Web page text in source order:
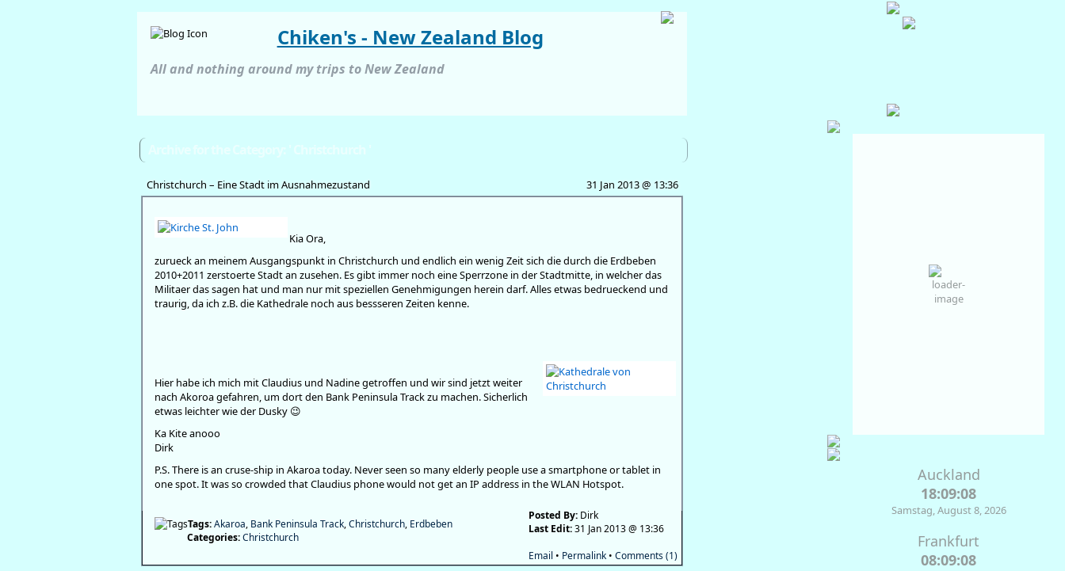
Chiken's - New Zealand Blog
All and nothing around my trips to New Zealand
Christchurch – Eine Stadt im Ausnahmezustand 31 Jan 2013 @ 13:36
Kia Ora,
zurueck an meinem Ausgangspunkt in Christchurch und endlich ein wenig Zeit sich die durch die Erdbeben
2010+2011 zerstoerte Stadt an zusehen. Es gibt immer noch eine Sperrzone in der Stadtmitte, in welcher das
Militaer das sagen hat und man nur mit speziellen Genehmigungen herein darf. Alles etwas bedrueckend und
traurig, da ich z.B. die Kathedrale noch aus bessseren Zeiten kenne.
Hier habe ich mich mit Claudius und Nadine getroffen und wir sind jetzt weiter
nach Akoroa gefahren, um dort den Bank Peninsula Track zu machen. Sicherlich
etwas leichter wie der Dusky 😉
Ka Kite anooo
Dirk
P.S. There is an cruse-ship in Akaroa today. Never seen so many elderly people use a smartphone or tablet in
one spot. It was so crowded that Claudius phone would not get an IP address in the WLAN Hotspot.
Posted By: Dirk
Last Edit:31 Jan 2013 @ 13:36
Email • Permalink •Comments (1)
Tags:Akaroa, Bank Peninsula Track,Christchurch, Erdbeben
Categories: Christchurch
Wind Gust:
Clouds:
Auckland
18:09:08
Samstag, August 8, 2026
Frankfurt
08:09:08